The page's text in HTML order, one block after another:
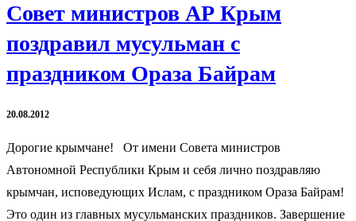
Совет министров АР Крым
поздравил мусульман с
праздником Ораза Байрам
20.08.2012
Дорогие крымчане! От имени Совета министров
Автономной Республики Крым и себя лично поздравляю
крымчан, исповедующих Ислам, с праздником Ораза Байрам!
Это один из главных мусульманских праздников. Завершение